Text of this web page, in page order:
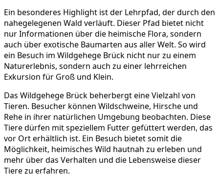
Ein besonderes Highlight ist der Lehrpfad, der durch den
nahegelegenen Wald verläuft. Dieser Pfad bietet nicht
nur Informationen über die heimische Flora, sondern
auch über exotische Baumarten aus aller Welt. So wird
ein Besuch im Wildgehege Brück nicht nur zu einem
Naturerlebnis, sondern auch zu einer lehrreichen
Exkursion für Groß und Klein.
Das Wildgehege Brück beherbergt eine Vielzahl von
Tieren. Besucher können Wildschweine, Hirsche und
Rehe in ihrer natürlichen Umgebung beobachten. Diese
Tiere dürfen mit speziellem Futter gefüttert werden, das
vor Ort erhältlich ist. Ein Besuch bietet somit die
Möglichkeit, heimisches Wild hautnah zu erleben und
mehr über das Verhalten und die Lebensweise dieser
Tiere zu erfahren.